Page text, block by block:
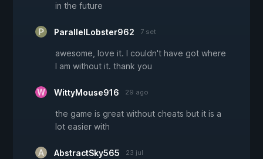
in the future
ParallelLobster962 7 set
awesome, love it. I couldn't have got where
I am without it. thank you
WittyMouse916 29 ago
the game is great without cheats but it is a
lot easier with
AbstractSky565 23 jul